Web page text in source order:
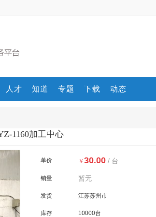
人才 知道 专题 下载 动态
1160加工中心
单价 ￥ 30.00 / 台
销量 暂无
发货 江苏苏州市
库存 10000台